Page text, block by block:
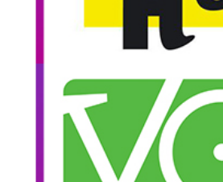
Voir les
Go-
Le festival Go-Vélo est
rassemblement cycliste au